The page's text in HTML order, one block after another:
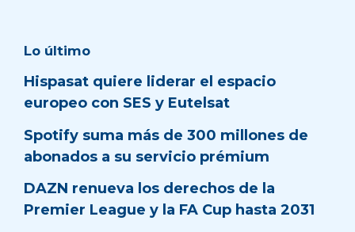
Lo último
Hispasat quiere liderar el espacio
europeo con SES y Eutelsat
Spotify suma más de 300 millones de
abonados a su servicio prémium
DAZN renueva los derechos de la
Premier League y la FA Cup hasta 2031